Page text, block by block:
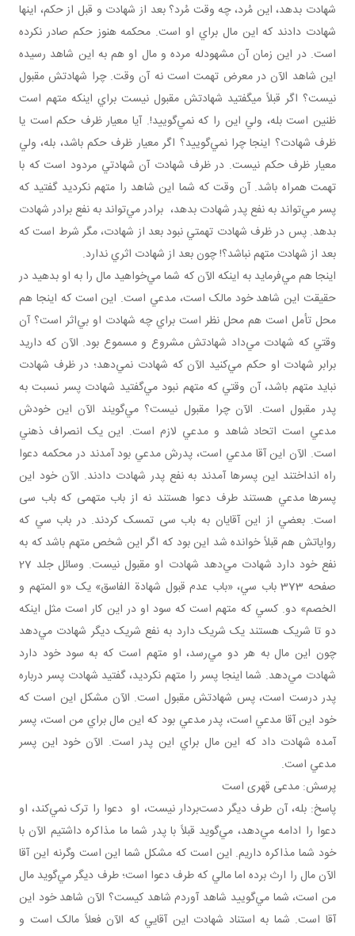
شهادت بدهد، اين مُرد، چه وقت مُرد؟ بعد از شهادت و قبل از حکم، اينها
شهادت دادند که اين مال براي او است. محکمه هنوز حکم صادر نکرده
است. در اين زمان آن مشهودله مرده و مال او هم به اين شاهد رسيده
اين شاهد الآن در معرض تهمت است نه آن وقت. چرا شهادتش مقبول
نيست؟ اگر قبلاً می­گفتيد شهادتش مقبول نيست براي اينکه متهم است
ظنين است بله، ولي اين را که نمي‌گوييد!. آيا معيار ظرف حکم است يا
ظرف شهادت؟ اينجا چرا نمي‌گوييد؟ اگر معيار ظرف حکم باشد، بله، ولي
معيار ظرف حکم نيست. در ظرف شهادت آن شهادتي مردود است که با
تهمت همراه باشد. آن وقت که شما اين شاهد را متهم نکرديد گفتيد که
پسر مي‌تواند به نفع پدر شهادت بدهد، برادر مي‌تواند به نفع برادر شهادت
بدهد. پس در ظرف شهادت تهمتي نبود بعد از شهادت، مگر شرط است که
بعد از شهادت متهم نباشد؟! چون بعد از شهادت اثري ندارد.
اينجا هم مي‌فرمايد به اينکه الآن که شما مي‌خواهيد مال را به او بدهيد در
حقيقت اين شاهد خود مالک است، مدعي است. اين است که اينجا هم
محل تأمل است هم محل نظر است براي چه شهادت او بي‌اثر است؟ آن
وقتي که شهادت مي‌داد شهادتش مشروع و مسموع بود. الآن که داريد
برابر شهادت او حکم مي‌کنيد الآن که شهادت نمي‌دهد؛ در ظرف شهادت
نبايد متهم باشد، آن وقتي که متهم نبود مي‌گفتيد شهادت پسر نسبت به
پدر مقبول است. الآن چرا مقبول نيست؟ مي‌گويند الآن اين خودش
مدعي است اتحاد شاهد و مدعي لازم است. اين يک انصراف ذهني
است. الآن اين آقا مدعي است، پدرش مدعي بود آمدند در محکمه دعوا
راه انداختند اين پسرها آمدند به نفع پدر شهادت دادند. الآن خود اين
پسرها مدعي‌ هستند طرف دعوا هستند نه از باب متهمی که باب سی
است. بعضي از اين آقايان به باب سی تمسک کردند. در باب سي که
رواياتش هم قبلاً خوانده شد اين بود که اگر اين شخص متهم باشد که به
نفع خود دارد شهادت مي‌دهد شهادت او مقبول نيست. وسائل جلد 27
صفحه 373 باب سي، «باب عدم قبول شهادة الفاسق» يک «و المتهم و
الخصم» دو. کسي که متهم است که سود او در اين کار است مثل اينکه
دو تا شريک‌ هستند يک شريک دارد به نفع شريک ديگر شهادت مي‌دهد
چون اين مال به هر دو مي‌رسد، او متهم است که به سود خود دارد
شهادت مي‌دهد. شما اينجا پسر را متهم نکرديد، گفتيد شهادت پسر درباره
پدر درست است، پس شهادتش مقبول است. الآن مشکل اين است که
خود اين آقا مدعي است، پدر مدعي بود که اين مال براي من است، پسر
آمده شهادت داد که اين مال براي اين پدر است. الآن خود اين پسر
مدعي است.
پرسش: مدعی قهری است
پاسخ: بله، آن طرف ديگر دست‌بردار نيست، او دعوا را ترک نمي‌کند، او
دعوا را ادامه مي‌دهد، مي‌گويد قبلاً با پدر شما ما مذاکره داشتيم الآن با
خود شما مذاکره داريم. اين است که مشکل شما اين است وگرنه اين آقا
الآن مال را ارث برده اما مالي که طرف دعوا است؛ طرف ديگر مي‌گويد مال
من است، شما مي‌گوييد شاهد آوردم شاهد کيست؟ الآن شاهد خود اين
آقا است. شما به استناد شهادت اين آقايي که الآن فعلاً مالک است و